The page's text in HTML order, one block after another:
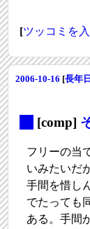
[ツッコミを
2006-10-16 [長年
[comp]
フリーの当
いみたいだ
手間を惜し
でたっても
ある。手間